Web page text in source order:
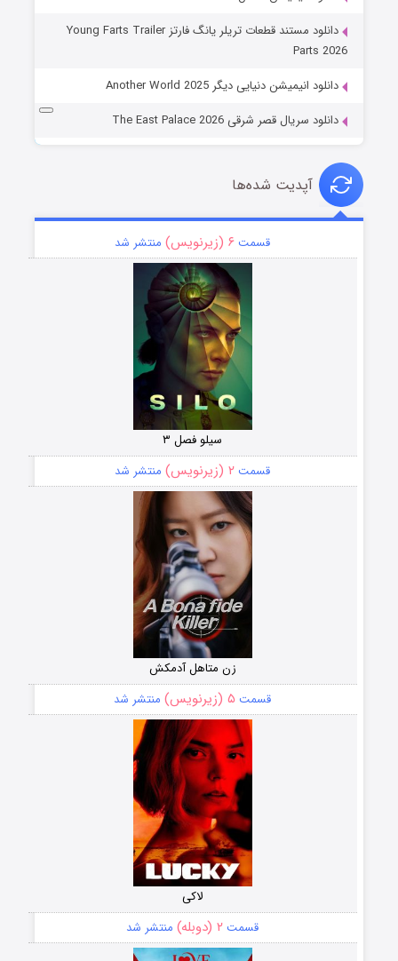
دانلود مستند قطعات تریلر یانگ فارتز Young Farts Trailer
Parts 2026
دانلود انیمیشن دنیایی دیگر Another World 2025
دانلود سریال قصر شرقی The East Palace 2026
آپدیت شده‌ها
قسمت ۶ (زیرنویس) منتشر شد
سیلو فصل ۳
قسمت ۲ (زیرنویس) منتشر شد
زن متاهل آدمکش
قسمت ۵ (زیرنویس) منتشر شد
لاکی
قسمت ۲ (دوبله) منتشر شد